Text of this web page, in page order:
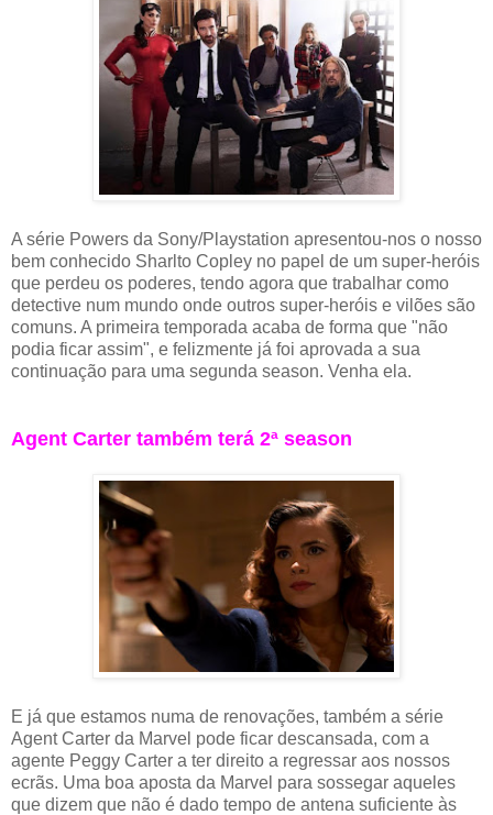
A série Powers da Sony/Playstation apresentou-nos o nosso
bem conhecido Sharlto Copley no papel de um super-heróis
que perdeu os poderes, tendo agora que trabalhar como
detective num mundo onde outros super-heróis e vilões são
comuns. A primeira temporada acaba de forma que "não
podia ficar assim", e felizmente já foi aprovada a sua
continuação para uma segunda season. Venha ela.
Agent Carter também terá 2ª season
E já que estamos numa de renovações, também a série
Agent Carter da Marvel pode ficar descansada, com a
agente Peggy Carter a ter direito a regressar aos nossos
ecrãs. Uma boa aposta da Marvel para sossegar aqueles
que dizem que não é dado tempo de antena suficiente às